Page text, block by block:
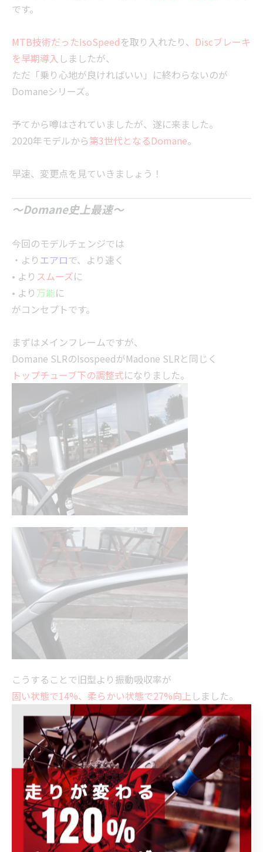
です。
MTB技術だったIsoSpeedを取り入れたり、 Discブレーキ
を早期導入 しましたが、
ただ「乗り心地が良ければいい」に終わらないのが
Domaneシリーズ。
予てから噂はされていましたが、遂に来ました。
2020年モデルから第3世代となるDomane。
早速、変更点を見ていきましょう！
～Domane史上最速～
今回のモデルチェンジでは
・より エアロで、より速く
• より スムーズに
• より 万能に
がコンセプトです。
まずはメインフレームですが、
Domane SLRのIsospeedがMadone SLRと同じく
トップチューブ下の調整式になりました。
こうすることで旧型より振動吸収率が
固い状態で14%、柔らかい状態で27%向上 しました。
また形状もエアロ効果を意識しています。